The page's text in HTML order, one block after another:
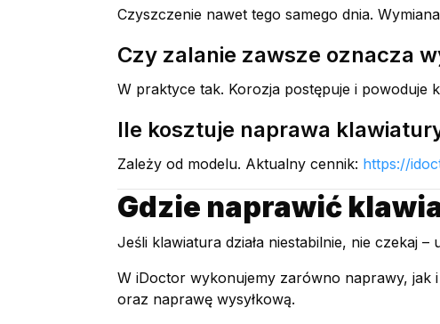
Czyszczenie nawet tego samego dnia.
Czy zalanie zawsze oznacza
W praktyce tak. Korozja postępuje i powoduje
Ile kosztuje naprawa
Zależy od modelu. Aktualny cennik: https://
Gdzie naprawić
Jeśli klawiatura działa niestabilnie, nie czekaj –
W iDoctor wykonujemy zarówno naprawy, jak
oraz naprawę wysyłkową.